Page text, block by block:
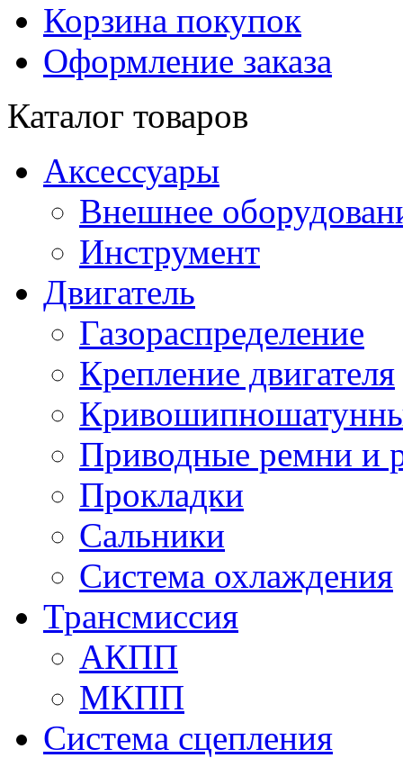
Корзина покупок
Оформление заказа
Каталог товаров
Аксессуары
Внешнее
Инструмент
Двигатель
Газораспределение
Крепление двигателя
Приводные ремни и
Прокладки
Сальники
Система охлаждения
Трансмиссия
АКПП
МКПП
Система сцепления